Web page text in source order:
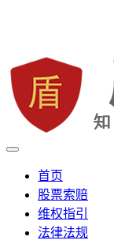
股盾网
证券股票维权网
首页
股票索赔
维权指引
法律法规